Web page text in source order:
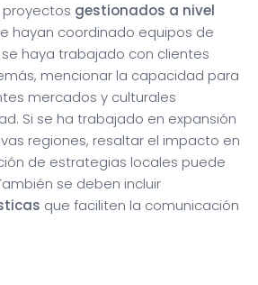
gestionados a nivel
hayan coordinado equipos de
haya trabajado con clientes
mencionar la capacidad para
mercados y culturales
Si se ha trabajado en expansión
regiones, resaltar el impacto en
de estrategias locales puede
se deben incluir
que faciliten la comunicación